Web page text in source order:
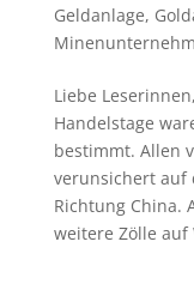
Geldanlage,
Liebe
Handelstage
bestimmt. Allen
verunsichert auf
Richtung China.
weitere Zölle auf